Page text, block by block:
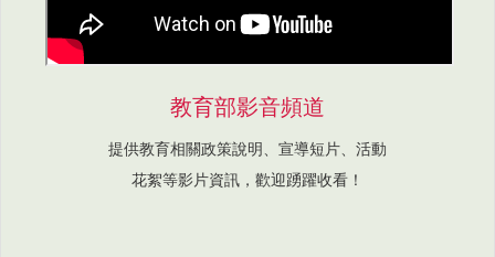
教育部影音頻道
提供教育相關政策說明、宣導短片、活動
花絮等影片資訊，歡迎踴躍收看！